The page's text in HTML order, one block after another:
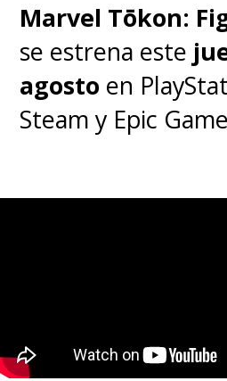
Marvel Tōkon:
se estrena este
agosto en
Steam y Epic